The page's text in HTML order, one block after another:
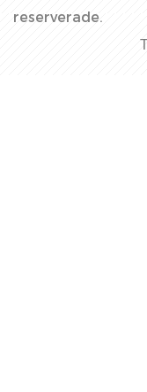
reserverade.